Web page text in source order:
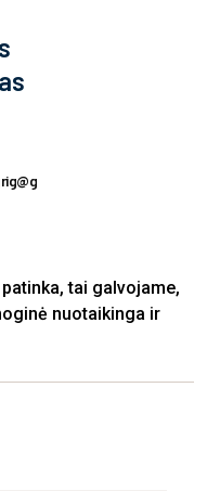
tai galvojame,
nuotaikinga ir